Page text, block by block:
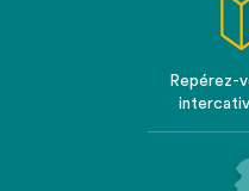
Repérez-